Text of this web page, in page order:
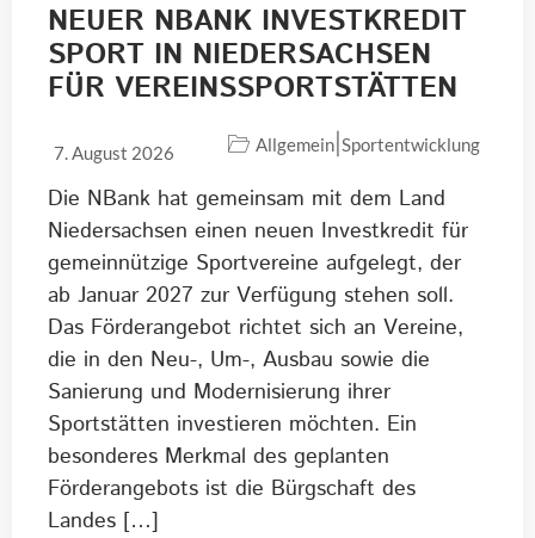
NEUER NBANK INVESTKREDIT
SPORT IN NIEDERSACHSEN
FÜR VEREINSSPORTSTÄTTEN
7. August 2026 Allgemein Sportentwicklung
Die NBank hat gemeinsam mit dem Land
Niedersachsen einen neuen Investkredit für
gemeinnützige Sportvereine aufgelegt, der
ab Januar 2027 zur Verfügung stehen soll.
Das Förderangebot richtet sich an Vereine,
die in den Neu-, Um-, Ausbau sowie die
Sanierung und Modernisierung ihrer
Sportstätten investieren möchten. Ein
besonderes Merkmal des geplanten
Förderangebots ist die Bürgschaft des
Landes […]